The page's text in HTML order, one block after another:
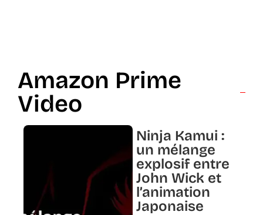
Amazon Prime
Video
Ninja Kamui :
un mélange
explosif entre
John Wick et
l’animation
Japonaise